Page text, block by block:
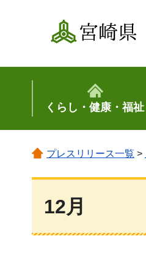
宮崎県
くらし・健康・福祉
プレスリリース一覧 >
12月